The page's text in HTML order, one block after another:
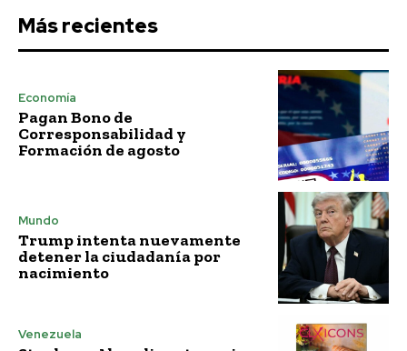
Más recientes
Economía
Pagan Bono de
Corresponsabilidad y
Formación de agosto
Mundo
Trump intenta nuevamente
detener la ciudadanía por
nacimiento
Venezuela